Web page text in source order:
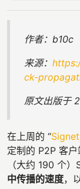
作者：b10c
来源：
ck-
原文出版于
在上周的 “
定制的 P2P 客
（大约 190 个
中传播的速度，